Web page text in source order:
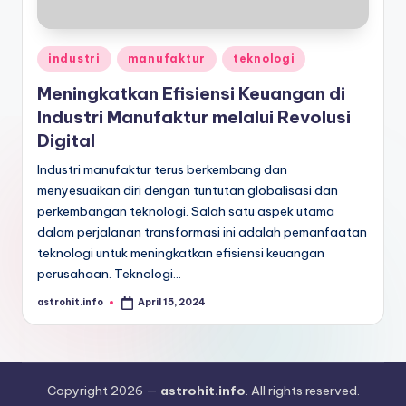
Posted
in
industri manufaktur teknologi
Meningkatkan Efisiensi Keuangan di
Industri Manufaktur melalui Revolusi
Digital
Industri manufaktur terus berkembang dan
menyesuaikan diri dengan tuntutan globalisasi dan
perkembangan teknologi. Salah satu aspek utama
dalam perjalanan transformasi ini adalah pemanfaatan
teknologi untuk meningkatkan efisiensi keuangan
perusahaan. Teknologi…
Posted
astrohit.info April 15, 2024
Copyright 2026 — astrohit.info. All rights reserved.